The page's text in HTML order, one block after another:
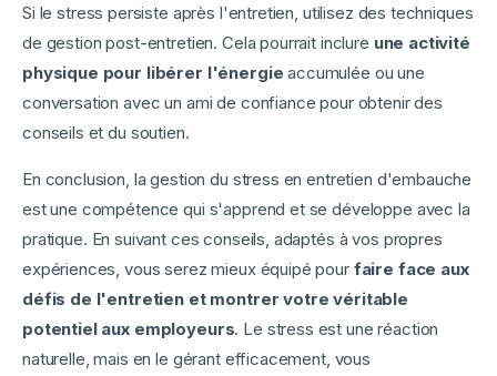
Si le stress persiste après l'entretien, utilisez des techniques
de gestion post-entretien. Cela pourrait inclure une activité
physique pour libérer l'énergieaccumulée ou une
conversation avec un ami de confiance pour obtenir des
conseils et du soutien.
En conclusion, la gestion du stress en entretien d'embauche
est une compétence qui s'apprend et se développe avec la
pratique. En suivant ces conseils, adaptés à vos propres
expériences, vous serez mieux équipé pour faire face aux
défis de l'entretien et montrer votre véritable
potentiel aux employeurs. Le stress est une réaction
naturelle, mais en le gérant efficacement, vous